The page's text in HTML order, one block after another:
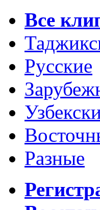
Все
Русские
Разные